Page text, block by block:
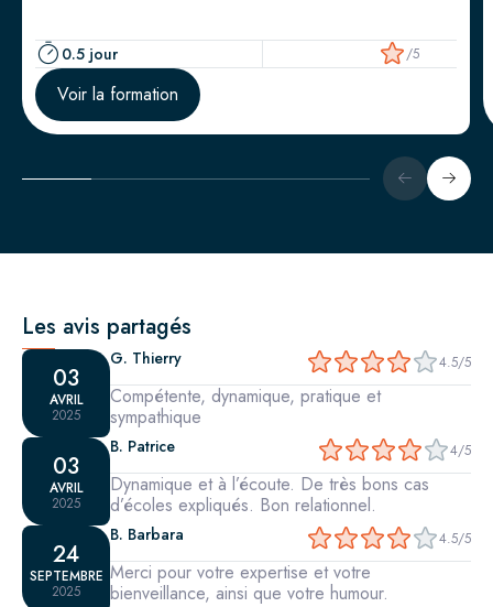
0.5 jour /5
Voir la formation
Les avis partagés
03
AVRIL
2025
G. Thierry 4.5/5
Compétente, dynamique, pratique et
sympathique
03
AVRIL
2025
B. Patrice 4/5
Dynamique et à l’écoute. De très bons cas
d’écoles expliqués. Bon relationnel.
24
SEPTEMBRE
2025
B. Barbara 4.5/5
Merci pour votre expertise et votre
bienveillance, ainsi que votre humour.